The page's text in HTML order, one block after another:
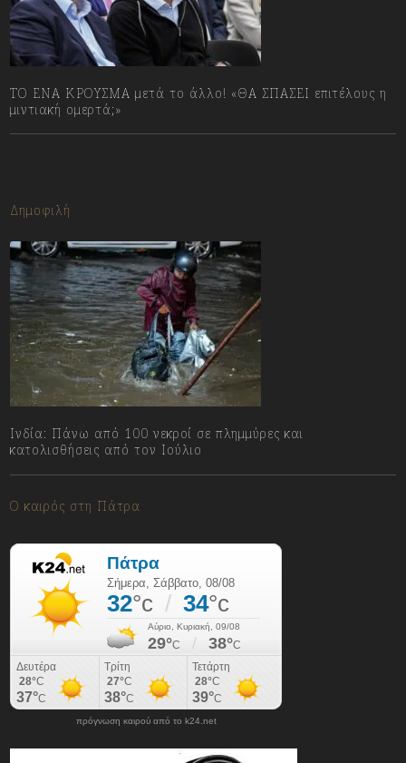
ΤΟ ΕΝΑ ΚΡΟΥΣΜΑ μετά το άλλο! «ΘΑ ΣΠΑΣΕΙ επιτέλους η
μιντιακή ομερτά;»
Δημοφιλή
Ινδία: Πάνω από 100 νεκροί σε πλημμύρες και
κατολισθήσεις από τον Ιούλιο
Ο καιρός στη Πάτρα
πρόγνωση καιρού από το k24.net